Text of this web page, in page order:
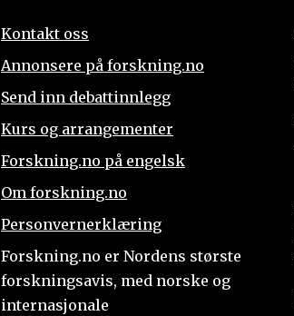
Kontakt oss
Annonsere på forskning.no
Send inn debattinnlegg
Kurs og arrangementer
Forskning.no på engelsk
Om forskning.no
Personvernerklæring
Forskning.no er Nordens største
forskningsavis, med norske og
internasjonale